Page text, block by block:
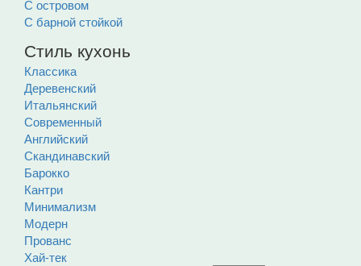
С островом
С барной стойкой
Стиль кухонь
Классика
Деревенский
Итальянский
Современный
Английский
Скандинавский
Барокко
Кантри
Минимализм
Модерн
Прованс
Хай-тек